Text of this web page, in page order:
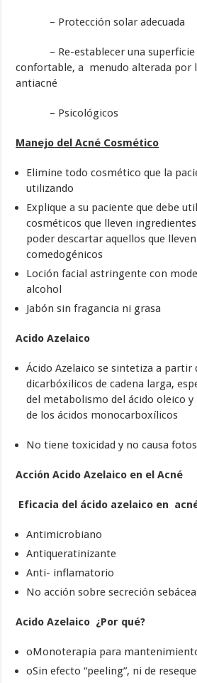
– Protección solar adecuada
– Re-establecer una superficie
confortable, a menudo alterada por
antiacné
– Psicológicos
Manejo del Acné Cosmético
Elimine todo cosmético que la
utilizando
Explique a su paciente que debe
cosméticos que lleven
poder descartar aquellos que
comedogénicos
Loción facial astringente con
alcohol
Jabón sin fragancia ni grasa
Acido Azelaico
Ácido Azelaico se sintetiza a partir
dicarbóxilicos de cadena larga,
del metabolismo del ácido oleico
de los ácidos monocarboxílicos
No tiene toxicidad y no causa
Acción Acido Azelaico en el Acné
Eficacia del ácido azelaico en
Antimicrobiano
Antiqueratinizante
Anti- inflamatorio
No acción sobre secreción sebácea
Acido Azelaico ¿Por qué?
oMonoterapia para
oSin efecto “peeling”, ni de